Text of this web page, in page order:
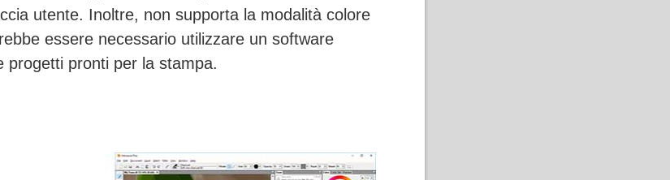
utente. Inoltre, non supporta la modalità colore
essere necessario utilizzare un software
progetti pronti per la stampa.